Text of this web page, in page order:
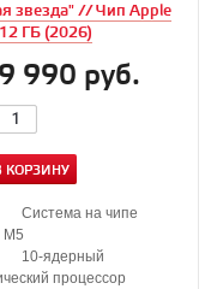
звезда" // Чип Apple
ГБ (2026)
990 руб.
КОРЗИНУ
Система на чипе
M5
10‑ядерный
процессор